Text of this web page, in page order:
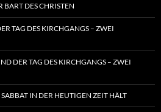
DES CHRISTEN
TAG DES KIRCHGANGS – ZWEI
DER TAG DES KIRCHGANGS – ZWEI
IN DER HEUTIGEN ZEIT HÄLT